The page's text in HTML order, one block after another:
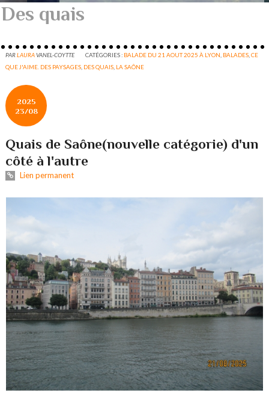
Des quais
PARLAURAVANEL-COYTTE CATÉGORIES : BALADE DU 21 AOUT 2025 À LYON BALADES ,CE
QUE J'AIME. DES PAYSAGES DES QUAIS LA SAÔNE
2025
23/08
Quais de Saône(nouvelle catégorie) d'un
côté à l'autre
Lien permanent